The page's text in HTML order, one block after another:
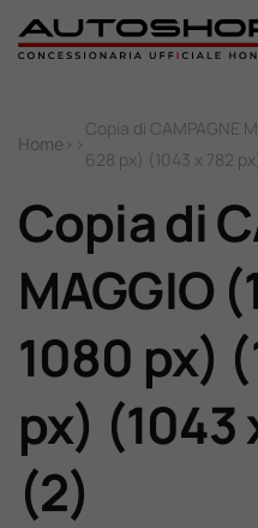
+39 044 496 5556
Usato
Promozioni
Assistenza
Ricambi
Home > >
Copia di CAMPAGNE
628 px) (1043 x 782
Copia di
MAGGIO
1080 px)
px) (1043
(2)